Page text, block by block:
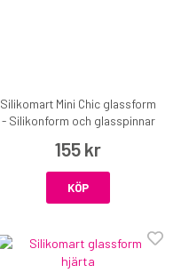
Silikomart Mini Chic glassform
- Silikonform och glasspinnar
155 kr
KÖP